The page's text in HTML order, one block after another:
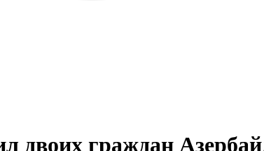
двоих граждан